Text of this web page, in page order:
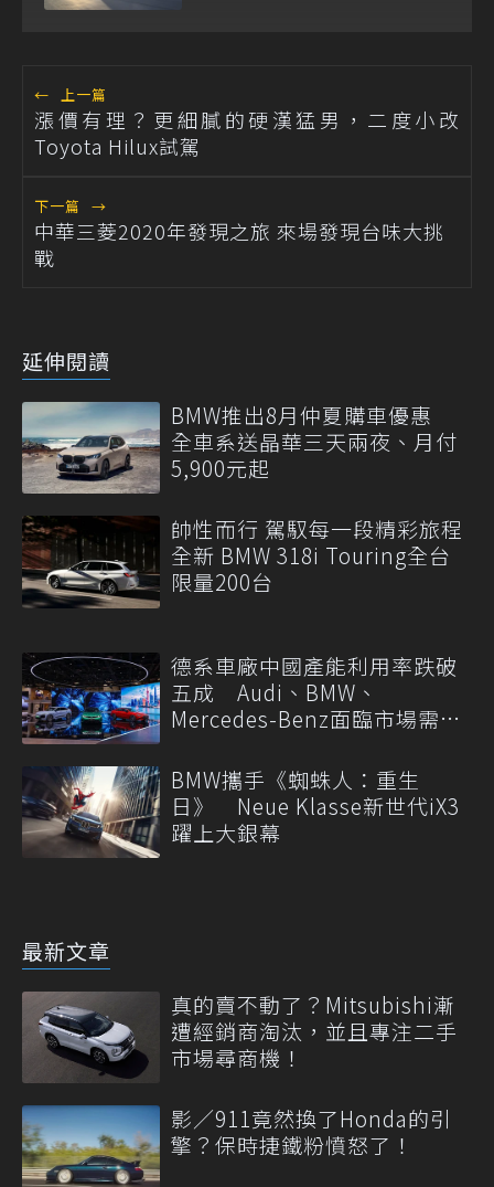
← 上一篇
漲價有理？更細膩的硬漢猛男，二度小改
Toyota Hilux試駕
下一篇 →
中華三菱2020年發現之旅 來場發現台味大挑
戰
延伸閱讀
BMW推出8月仲夏購車優惠
全車系送晶華三天兩夜、月付
5,900元起
帥性而行 駕馭每一段精彩旅程
全新 BMW 318i Touring全台
限量200台
德系車廠中國產能利用率跌破
五成 Audi、BMW、
Mercedes-Benz面臨市場需求
BMW攜手《蜘蛛人：重生
日》 Neue Klasse新世代iX3
躍上大銀幕
最新文章
真的賣不動了？Mitsubishi漸
遭經銷商淘汰，並且專注二手
市場尋商機！
影／911竟然換了Honda的引
擎？保時捷鐵粉憤怒了！